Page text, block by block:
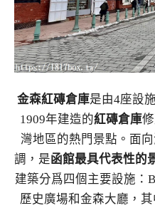
金森紅磚倉庫是由4座設
1909年建造的紅磚倉庫
灣地區的熱門景點。面
調，是函館最具代表性的
建築分爲四個主要設施：
歷史廣場和金森大廳，